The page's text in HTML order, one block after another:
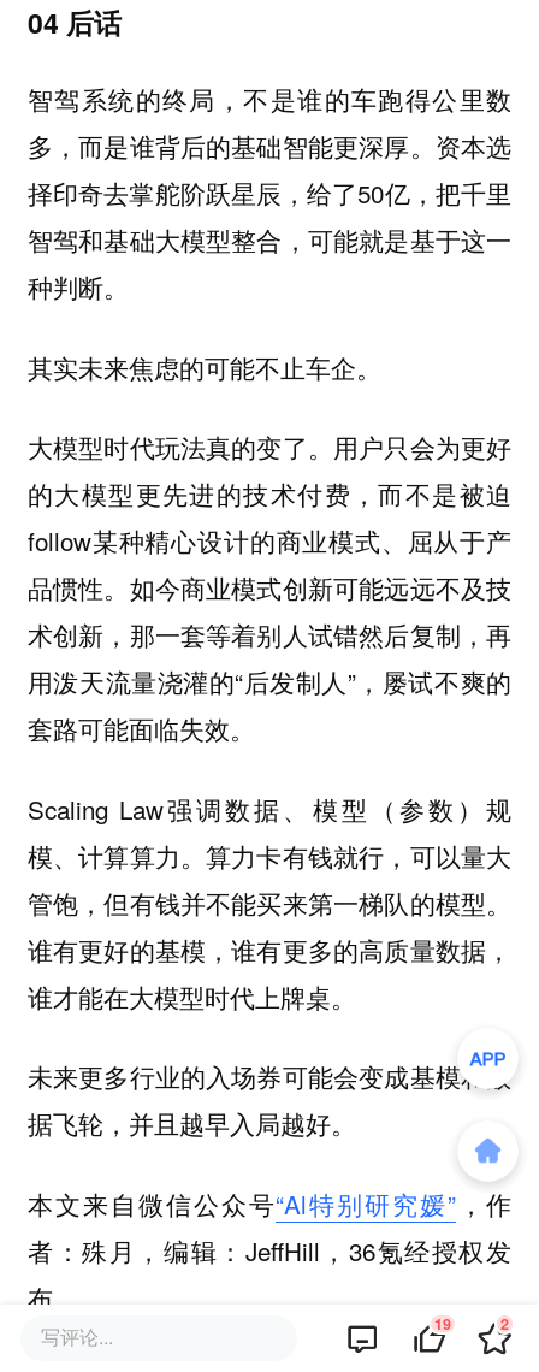
04 后话
智驾系统的终局，不是谁的车跑得公里数
多，而是谁背后的基础智能更深厚。 资本选
择印奇去掌舵阶跃星辰，给了50亿，把千里
智驾和基础大模型整合，可能就是基于这一
种判断。
其实未来焦虑的可能不止车企。
大模型时代玩法真的变了。用户只会为更好
的大模型更先进的技术付费，而不是被迫
follow某种精心设计的商业模式、屈从于产
品惯性。如今商业模式创新可能远远不及技
术创新，那一套等着别人试错然后复制，再
用泼天流量浇灌的“后发制人”，屡试不爽的
套路可能面临失效。
Scaling Law强调数据、模型（参数）规
模、计算算力。算力卡有钱就行，可以量大
管饱，但有钱并不能买来第一梯队的模型。
谁有更好的基模，谁有更多的高质量数据，
谁才能在大模型时代上牌桌。
未来更多行业的入场券可能会变成基模和 数
据飞轮 ，并且越早入局越好。
本文来自微信公众号“Al特别研究媛” ，作
者：殊月，编辑：JeffHill，36氪经授权发
布。
写评论... 19 2